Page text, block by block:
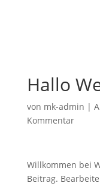
Hallo
von mk-admin |
Kommentar
Willkommen bei
Beitrag.